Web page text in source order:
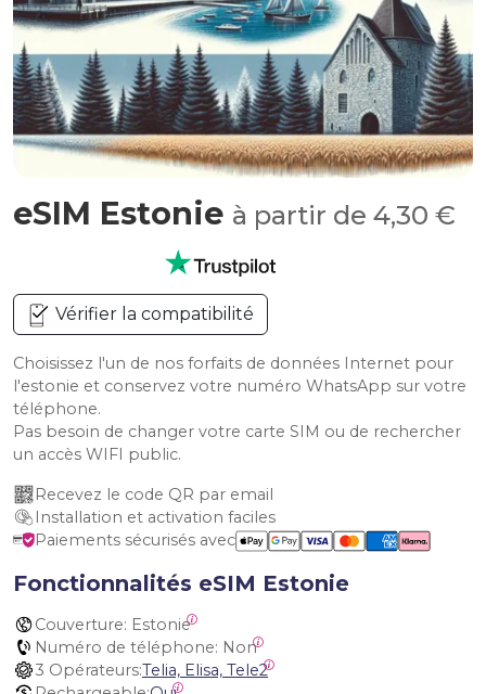
eSIM Estonie à partir de 4,30 €
Vérifier la compatibilité
Choisissez l'un de nos forfaits de données Internet pour
l'estonie et conservez votre numéro WhatsApp sur votre
téléphone.
Pas besoin de changer votre carte SIM ou de rechercher
un accès WIFI public.
Recevez le code QR par email
Installation et activation faciles
Paiements sécurisés avec
Fonctionnalités eSIM Estonie
Couverture: Estonie
Numéro de téléphone: Non
3 Opérateurs:Telia, Elisa, Tele2